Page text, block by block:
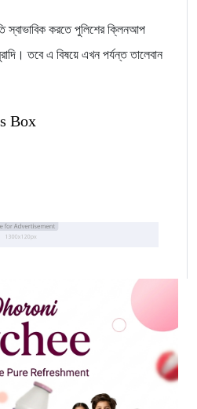
স্বাভাবিক করতে পুলিশের ক্লিনআপ
তবে এ বিষয়ে এখন পর্যন্ত তালেবান
Box